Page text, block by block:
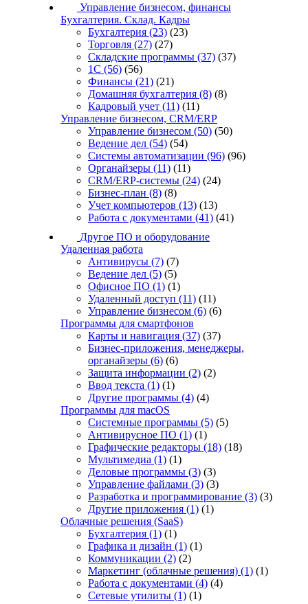
Управление бизнесом, финансы
Бухгалтерия. Склад. Кадры
Бухгалтерия (23) (23)
Торговля (27) (27)
Складские программы (37) (37)
1С (56) (56)
Финансы (21) (21)
Домашняя бухгалтерия (8) (8)
Кадровый учет (11) (11)
Управление бизнесом, CRM/ERP
Управление бизнесом (50) (50)
Ведение дел (54) (54)
Системы автоматизации (96) (96)
Органайзеры (11) (11)
CRM/ERP-системы (24) (24)
Бизнес-план (8) (8)
Учет компьютеров (13) (13)
Работа с документами (41) (41)
Другое ПО и оборудование
Удаленная работа
Антивирусы (7) (7)
Ведение дел (5) (5)
Офисное ПО (1) (1)
Удаленный доступ (11) (11)
Управление бизнесом (6) (6)
Программы для смартфонов
Карты и навигация (37) (37)
Бизнес-приложения, менеджеры,
органайзеры (6) (6)
Защита информации (2) (2)
Ввод текста (1) (1)
Другие программы (4) (4)
Программы для macOS
Системные программы (5) (5)
Антивирусное ПО (1) (1)
Графические редакторы (18) (18)
Мультимедиа (1) (1)
Деловые программы (3) (3)
Управление файлами (3) (3)
Разработка и программирование (3) (3)
Другие приложения (1) (1)
Облачные решения (SaaS)
Бухгалтерия (1) (1)
Графика и дизайн (1) (1)
Коммуникации (2) (2)
Маркетинг (облачные решения) (1) (1)
Работа с документами (4) (4)
Сетевые утилиты (1) (1)